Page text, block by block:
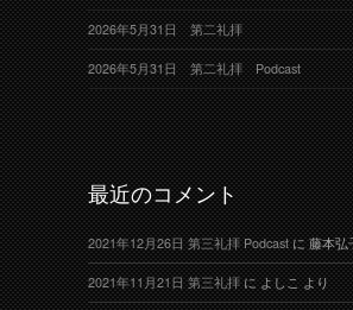
2026年5月31日 第二礼拝
2026年5月31日 第二礼拝 Podcast
最近のコメント
2021年12月26日 第三礼拝 Podcastに藤本弘
2021年11月21日 第三礼拝によしこより